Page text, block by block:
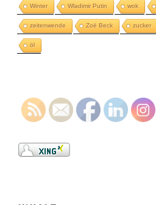
Winter Wladimir Putin wok
zeitenwende Zoë Beck zucker
öl